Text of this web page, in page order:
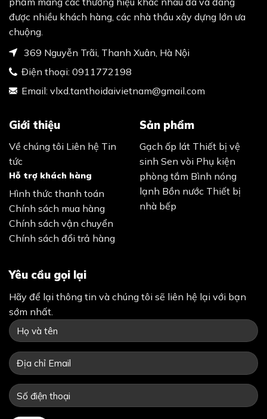
được nhiều khách hàng, các nhà thầu xây dựng lớn ưa
chuộng.
369 Nguyễn Trãi, Thanh Xuân, Hà Nội
Điện thoại: 0911772198
Email: vlxd.tanthoidaivietnam@gmail.com
Giới thiệu
Về chúng tôi Liên hệ Tin
tức
Hỗ trợ khách hàng
Hình thức thanh toán
Chính sách mua hàng
Chính sách vận chuyển
Chính sách đổi trả hàng
Sản phẩm
Gạch ốp lát Thiết bị vệ
sinh Sen vòi Phụ kiện
phòng tắm Bình nóng
lạnh Bồn nước Thiết bị
nhà bếp
Yêu cầu gọi lại
Hãy để lại thông tin và chúng tôi sẽ liên hệ lại với bạn
sớm nhất.